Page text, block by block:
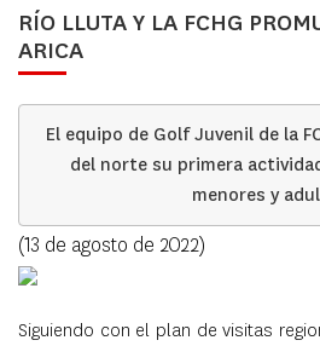
RÍO LLUTA Y LA FCHG
ARICA
El equipo de Golf Juvenil de la
del norte su primera
menores y
(13 de agosto de 2022)
Siguiendo con el plan de visitas